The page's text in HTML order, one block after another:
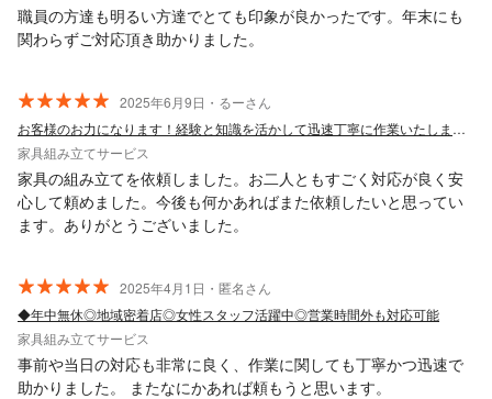
職員の方達も明るい方達でとても印象が良かったです。年末にも
関わらずご対応頂き助かりました。
2025年6月9日・るーさん
お客様のお力になります！経験と知識を活かして迅速丁寧に作業いたします！
家具組み立てサービス
家具の組み立てを依頼しました。お二人ともすごく対応が良く安
心して頼めました。今後も何かあればまた依頼したいと思ってい
ます。ありがとうございました。
2025年4月1日・匿名さん
◆年中無休◎地域密着店◎女性スタッフ活躍中◎営業時間外も対応可能
家具組み立てサービス
事前や当日の対応も非常に良く、作業に関しても丁寧かつ迅速で
助かりました。 またなにかあれば頼もうと思います。